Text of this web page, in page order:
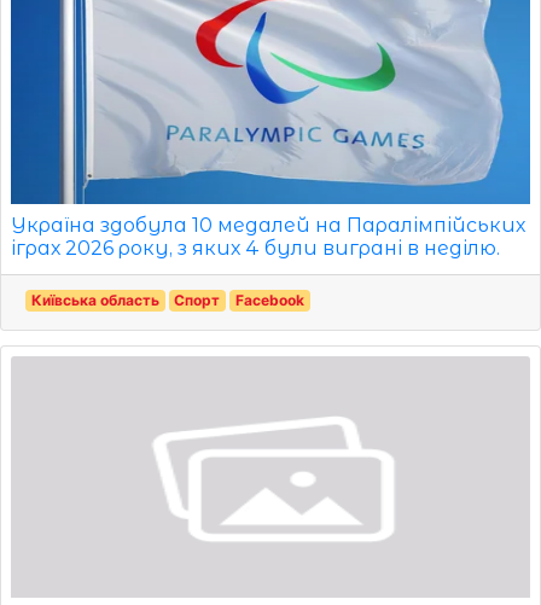
Україна здобула 10 медалей на Паралімпійських
іграх 2026 року, з яких 4 були виграні в неділю.
Київська область Спорт Facebook